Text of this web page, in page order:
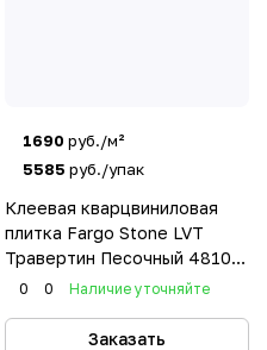
1690 руб./м²
5585 руб./упак
Клеевая кварцвиниловая
плитка Fargo Stone LVT
Травертин Песочный 48102-
08 фаска
0 0 Наличие уточняйте
Заказать